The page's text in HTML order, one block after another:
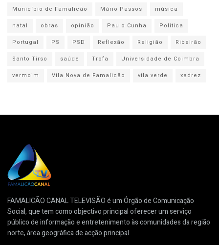
Município de Famalicão
Mário Passos
música
natal
obras opinião Paulo Cunha
Politica
Portugal
PS PSD Reflexão Religião
Ribeirão
Santo Tirso
saúde Trofa
Universidade de Coimbra
vermoim
Vila Nova de Famalicão vila verde xadrez
FAMALICÃO CANAL TELEVISÃO é um Órgão de Comunicação
Social, que tem como objectivo principal oferecer um serviço
público de informação e entretenimento às comunidades da região
norte, área geográfica de acção principal.